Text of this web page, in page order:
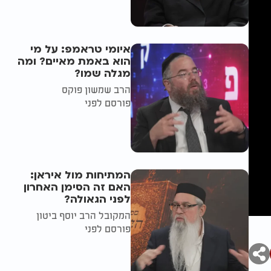
איומי טראמפ: על מי
הוא באמת מאיים? ומה
מגלה שמו?
הרב שמשון פוקס
פורסם לפני
המתיחות מול איראן:
האם זה הסימן האחרון
לפני הגאולה?
המקובל הרב יוסף ביטון
פורסם לפני